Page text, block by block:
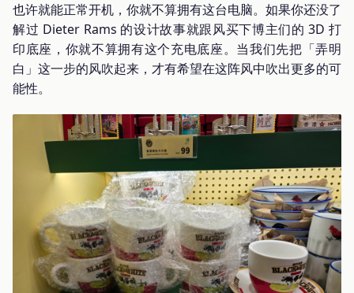
也许就能正常开机，你就不算拥有这台电脑。如果你还没了
解过 Dieter Rams 的设计故事就跟风买下博主们的 3D 打
印底座，你就不算拥有这个充电底座。当我们先把「弄明
白」这一步的风吹起来，才有希望在这阵风中吹出更多的可
能性。